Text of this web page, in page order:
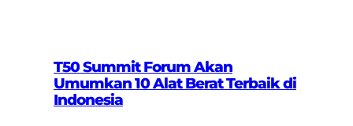
T50 Summit Forum Akan
Umumkan 10 Alat Berat Terbaik di
Indonesia